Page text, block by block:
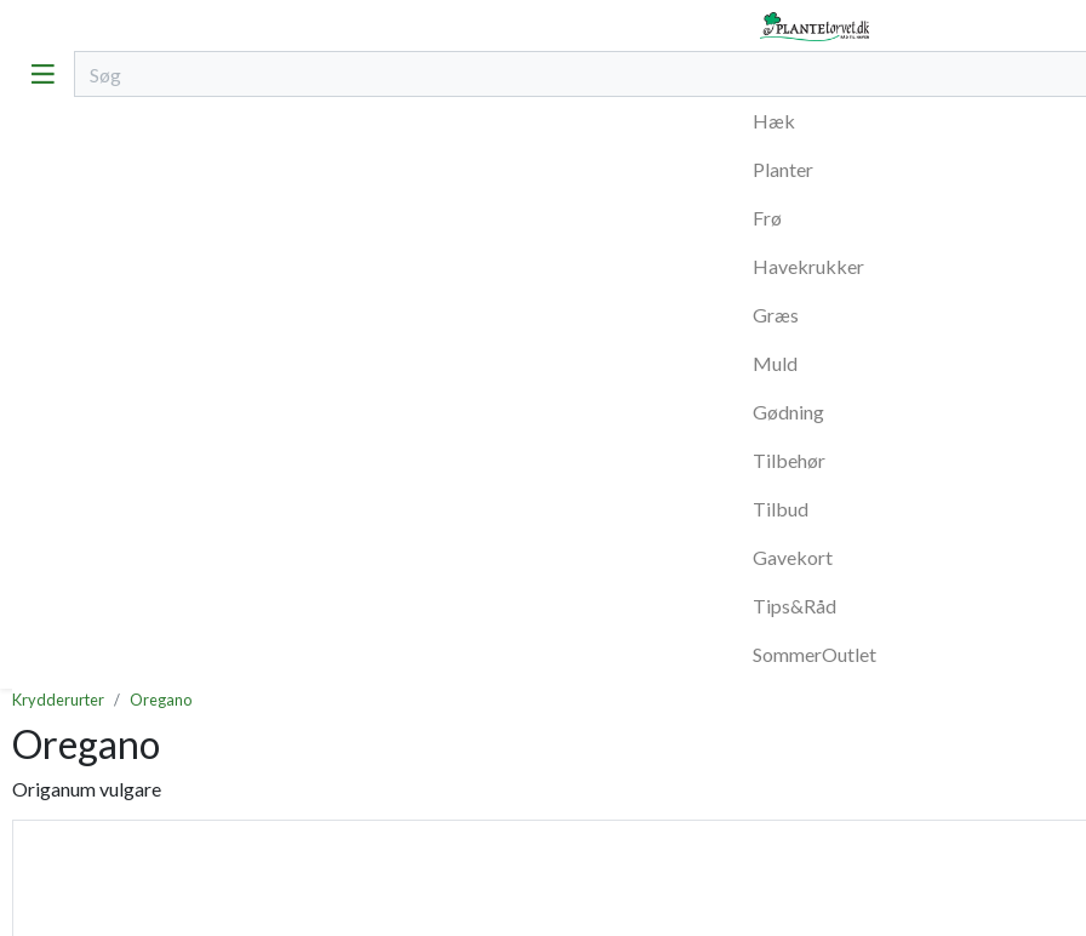
Hæk
Planter
Frø
Havekrukker
Græs
Muld
Gødning
Tilbehør
Tilbud
Gavekort
Tips&Råd
SommerOutlet
Krydderurter Oregano
Oregano
Origanum vulgare